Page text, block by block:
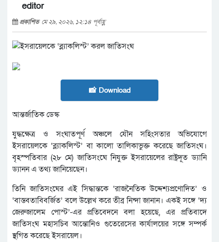
editor
প্রকাশিত মে ২৯, ২০২৬, ১২:১৪ পূর্বাহ্ণ
📸 Download
আন্তর্জাতিক ডেস্ক
যুদ্ধক্ষেত্র ও সংঘাতপূর্ণ অঞ্চলে যৌন সহিংসতার অভিযোগে
ইসরায়েলকে ‘ব্ল্যাকলিস্ট’ বা কালো তালিকাভুক্ত করেছে জাতিসংঘ।
বৃহস্পতিবার (২৮ মে) জাতিসংঘে নিযুক্ত ইসরায়েলের রাষ্ট্রদূত ড্যানি
ড্যানন এ তথ্য জানিয়েছেন।
তিনি জাতিসংঘের এই সিদ্ধান্তকে ‘রাজনৈতিক উদ্দেশ্যপ্রণোদিত’ ও
‘বাস্তবতাবিবর্জিত’ বলে উল্লেখ করে তীব্র নিন্দা জানান। একই সঙ্গে ‘দ্য
জেরুজালেম পোস্ট’-এর প্রতিবেদনে বলা হয়েছে, এর প্রতিবাদে
জাতিসংঘ মহাসচিব আন্তোনিও গুতেরেসের কার্যালয়ের সঙ্গে সম্পর্ক
স্থগিত করেছে ইসরায়েল।